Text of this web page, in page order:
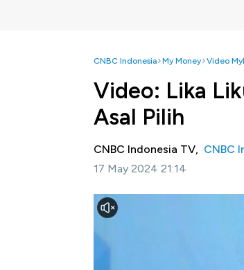
CNBC Indonesia My Money Video
Video: Lika
Asal Pilih
CNBC Indonesia TV, CNBC
17 May 2024 21:14
Jakarta, CNBC Indonesia
-
asuransi swasta untuk
Lantas apa keuntungannya
Financial Expert CNBC